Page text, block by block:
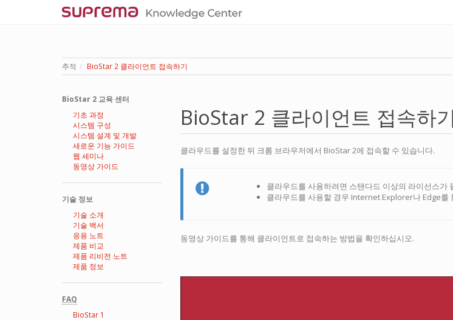
추적 BioStar 2 클라이언트 접속하기
BioStar 2 교육 센터
기초 과정
시스템 구성
시스템 설계 및 개발
새로운 기능 가이드
웹 세미나
동영상 가이드
기술 정보
기술 소개
기술 백서
응용 노트
제품 비교
제품 리비전 노트
제품 정보
FAQ
BioStar 1
BioStar 2 클라이언트 접속하기
클라우드를 설정한 뒤 크롬 브라우저에서 BioStar 2에 접속할 수 있습니다.
클라우드를 사용하려면 스탠다드 이상의 라이선스가
클라우드를 사용할 경우 Internet Explorer나 Edge를
동영상 가이드를 통해 클라이언트로 접속하는 방법을 확인하십시오.